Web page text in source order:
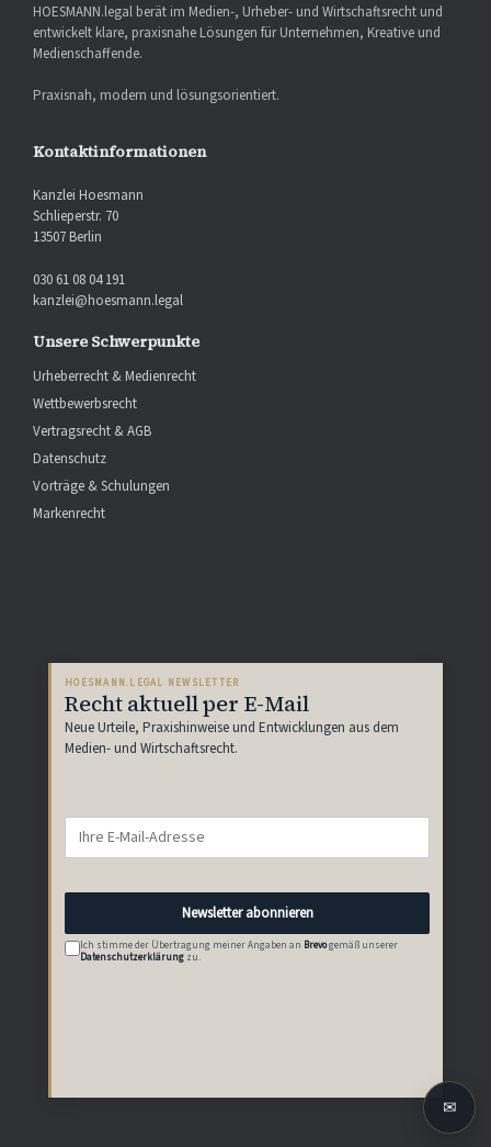
HOESMANN.legal berät im Medien-, Urheber- und Wirtschaftsrecht und
entwickelt klare, praxisnahe Lösungen für Unternehmen, Kreative und
Medienschaffende.
Praxisnah, modern und lösungsorientiert.
Kontaktinformationen
Kanzlei Hoesmann
Schlieperstr. 70
13507 Berlin
030 61 08 04 191
kanzlei@hoesmann.legal
Unsere Schwerpunkte
Urheberrecht & Medienrecht
Wettbewerbsrecht
Vertragsrecht & AGB
Datenschutz
Vorträge & Schulungen
Markenrecht
HOESMANN.LEGAL NEWSLETTER
Recht aktuell per E-Mail
Neue Urteile, Praxishinweise und Entwicklungen aus dem
Medien- und Wirtschaftsrecht.
Mail-
Adresse
Newsletter abonnieren
Ich stimme der Übertragung meiner Angaben an Brevogemäß unserer
Datenschutzerklärung zu.
✉